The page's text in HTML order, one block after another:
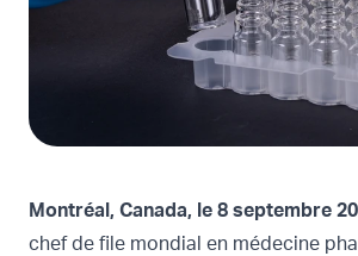
Montréal, Canada, le 8 septembre
chef de file mondial en médecine